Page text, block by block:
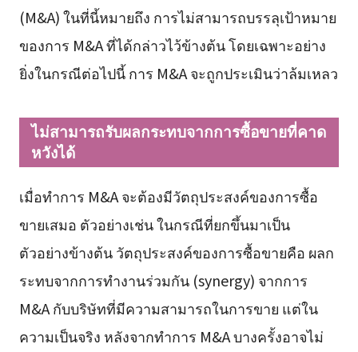
(M&A) ในที่นี้หมายถึง การไม่สามารถบรรลุเป้าหมาย
ของการ M&A ที่ได้กล่าวไว้ข้างต้น โดยเฉพาะอย่าง
ยิ่งในกรณีต่อไปนี้ การ M&A จะถูกประเมินว่าล้มเหลว
ไม่สามารถรับผลกระทบจากการซื้อขายที่คาด
หวังได้
เมื่อทำการ M&A จะต้องมีวัตถุประสงค์ของการซื้อ
ขายเสมอ ตัวอย่างเช่น ในกรณีที่ยกขึ้นมาเป็น
ตัวอย่างข้างต้น วัตถุประสงค์ของการซื้อขายคือ ผลก
ระทบจากการทำงานร่วมกัน (synergy) จากการ
M&A กับบริษัทที่มีความสามารถในการขาย แต่ใน
ความเป็นจริง หลังจากทำการ M&A บางครั้งอาจไม่